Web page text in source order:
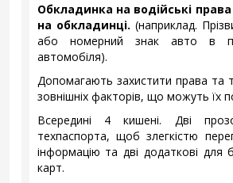
Обкладинка на водійські
на обкладинці. (наприклад.
або номерний знак авто в
автомобіля).
Допомагають захистити права та
зовнішніх факторів, що можуть їх
Всередині 4 кишені. Дві
техпаспорта, щоб злегкістю
інформацію та дві додаткові для
карт.